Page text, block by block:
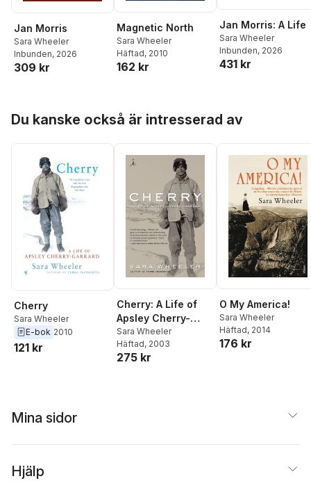
Jan Morris
Sara Wheeler
Inbunden, 2026
309 kr
Magnetic North
Sara Wheeler
Häftad, 2010
162 kr
Jan Morris: A Life
Sara Wheeler
Inbunden, 2026
431 kr
Du kanske också är intresserad av
Cherry
Sara Wheeler
E-bok 2010
121 kr
Cherry: A Life of
Apsley Cherry-
Garrard
Sara Wheeler
Häftad, 2003
275 kr
O My America!
Sara Wheeler
Häftad, 2014
176 kr
Mina sidor
Hjälp